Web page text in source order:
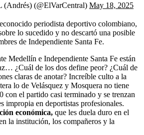
(@ElVarCentral) May 18, 2025
periodista deportivo colombiano,
lo sucedido y no descartó una posible
de Independiente Santa Fe.
Medellín e Independiente Santa Fe están
¿Cuál de los dos define peor? ¿Cuál de
claras de anotar? Increíble culto a la
lo de Velásquez y Mosquera no tiene
el partido casi terminado y se trenzan
impropia en deportistas profesionales.
económica, que les duela duro en el
la institución, los compañeros y la